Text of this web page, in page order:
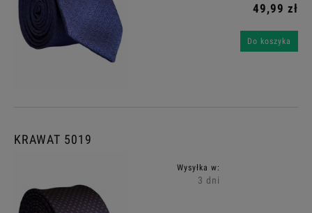
49,99 zł
Do koszyka
KRAWAT 5019
Wysyłka w:
3 dni